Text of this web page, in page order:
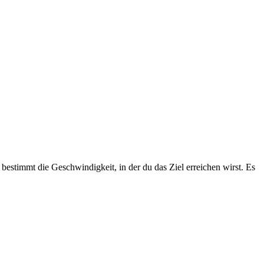
die Geschwindigkeit, in der du das Ziel erreichen wirst. Es